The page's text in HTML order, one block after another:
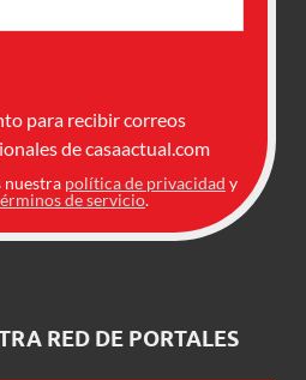
para recibir correos
de casaactual.com
nuestra política de privacidad y
de servicio.
RED DE PORTALES